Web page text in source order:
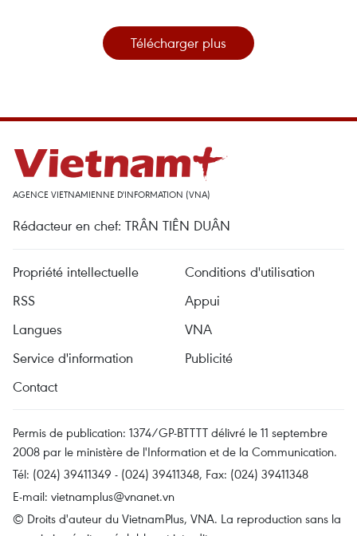
Télécharger plus
AGENCE VIETNAMIENNE D'INFORMATION (VNA)
Rédacteur en chef: TRÂN TIÊN DUÂN
Propriété intellectuelle
Conditions d'utilisation
RSS
Appui
Langues
VNA
Service d'information
Publicité
Contact
Permis de publication: 1374/GP-BTTTT délivré le 11 septembre
2008 par le ministère de l'Information et de la Communication.
Tél: (024) 39411349 - (024) 39411348, Fax: (024) 39411348
E-mail: vietnamplus@vnanet.vn
© Droits d'auteur du VietnamPlus, VNA. La reproduction sans la